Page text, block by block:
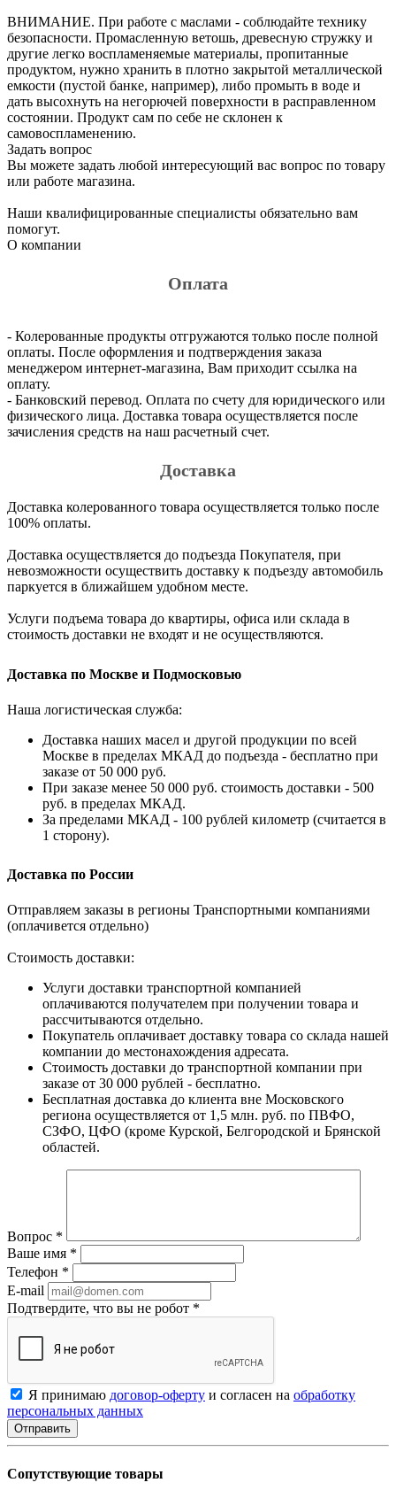
ВНИМАНИЕ. При работе с маслами - соблюдайте технику
безопасности. Промасленную ветошь, древесную стружку и
другие легко воспламеняемые материалы, пропитанные
продуктом, нужно хранить в плотно закрытой металлической
емкости (пустой банке, например), либо промыть в воде и
дать высохнуть на негорючей поверхности в расправленном
состоянии. Продукт сам по себе не склонен к
самовоспламенению.
Задать вопрос
Вы можете задать любой интересующий вас вопрос по товару
или работе магазина.
Наши квалифицированные специалисты обязательно вам
помогут.
О компании
Оплата
- Колерованные продукты отгружаются только после полной
оплаты. После оформления и подтверждения заказа
менеджером интернет-магазина, Вам приходит ссылка на
оплату.
- Банковский перевод. Оплата по счету для юридического или
физического лица. Доставка товара осуществляется после
зачисления средств на наш расчетный счет.
Доставка
Доставка колерованного товара осуществляется только после
100% оплаты.
Доставка осуществляется до подъезда Покупателя, при
невозможности осуществить доставку к подъезду автомобиль
паркуется в ближайшем удобном месте.
Услуги подъема товара до квартиры, офиса или склада в
стоимость доставки не входят и не осуществляются.
Доставка по Москве и Подмосковью
Наша логистическая служба:
Доставка наших масел и другой продукции по всей
Москве в пределах МКАД до подъезда - бесплатно при
заказе от 50 000 руб.
При заказе менее 50 000 руб. стоимость доставки - 500
руб. в пределах МКАД.
За пределами МКАД - 100 рублей километр (считается в
1 сторону).
Доставка по России
Отправляем заказы в регионы Транспортными компаниями
(оплачивется отдельно)
Стоимость доставки:
Услуги доставки транспортной компанией
оплачиваются получателем при получении товара и
рассчитываются отдельно.
Покупатель оплачивает доставку товара со склада нашей
компании до местонахождения адресата.
Стоимость доставки до транспортной компании при
заказе от 30 000 рублей - бесплатно.
Бесплатная доставка до клиента вне Московского
региона осуществляется от 1,5 млн. руб. по ПВФО,
СЗФО, ЦФО (кроме Курской, Белгородской и Брянской
областей.
Вопрос *
Ваше имя *
Телефон *
E-mail
Подтвердите, что вы не робот *
Я принимаю договор-оферту и согласен на обработку
персональных данных
Сопутствующие товары